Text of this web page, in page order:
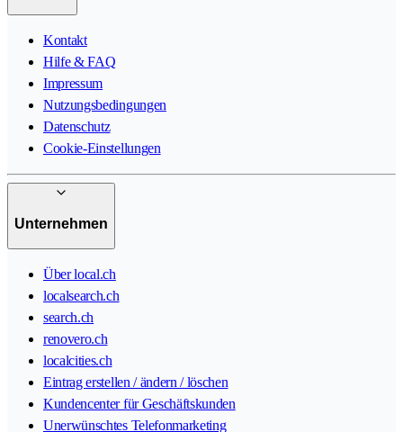
Kontakt
Hilfe & FAQ
Impressum
Nutzungsbedingungen
Datenschutz
Cookie-Einstellungen
Unternehmen
Über local.ch
localsearch.ch
search.ch
renovero.ch
localcities.ch
Eintrag erstellen / ändern / löschen
Kundencenter für Geschäftskunden
Unerwünschtes Telefonmarketing